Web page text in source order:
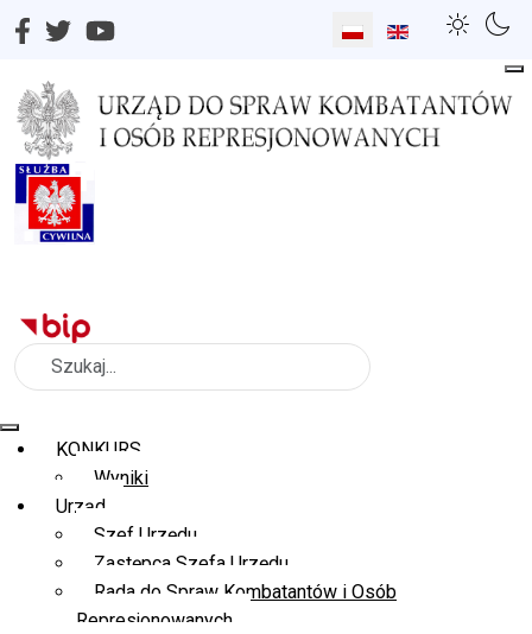
Wybierz swój język
Szukaj
KONKURS
Wyniki
Urząd
Szef Urzędu
Zastępca Szefa Urzędu
Rada do Spraw Kombatantów i Osób
Represjonowanych